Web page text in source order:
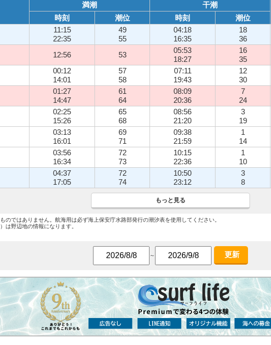
満潮 干潮
時刻 潮位 時刻 潮位
11:15
22:35
49
55
04:18
16:35
18
36
12:56 53
05:53
18:27
16
35
00:12
14:01
57
58
07:11
19:43
12
30
01:27
14:47
61
64
08:09
20:36
7
24
02:25
15:26
65
68
08:56
21:20
3
19
03:13
16:01
69
71
09:38
21:59
1
14
03:56
16:34
72
73
10:15
22:36
1
10
04:37
17:05
72
74
10:50
23:12
3
8
もっと見る
のではありません。航海用は必ず海上保安庁水路部発行の潮汐表を使用してください。
は野辺地の情報になります。
～ 更新